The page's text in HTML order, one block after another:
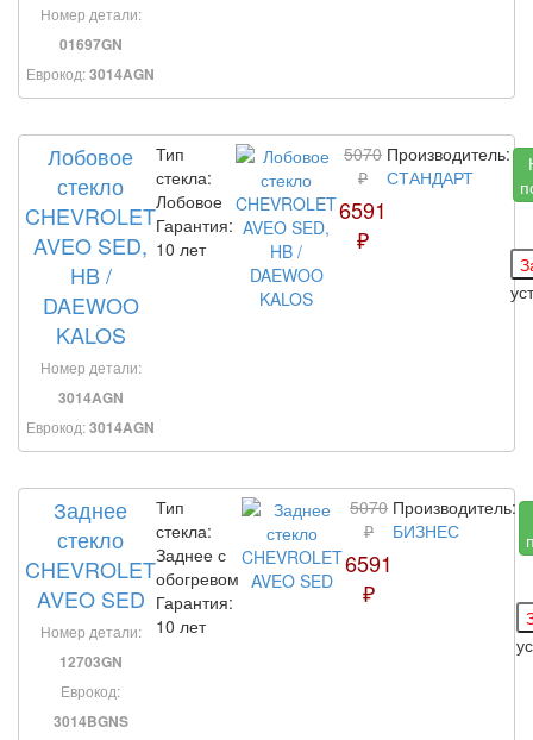
Номер детали:
01697GN
Еврокод:3014AGN
Лобовое
стекло
CHEVROLET
AVEO SED,
HB /
DAEWOO
KALOS
Номер детали:
3014AGN
Еврокод:3014AGN
Тип
стекла:
Лобовое
Гарантия:
10 лет
5070
₽
6591
₽
Производитель:
СТАНДАРТ
Заднее
стекло
CHEVROLET
AVEO SED
Номер детали:
12703GN
Еврокод:
3014BGNS
Тип
стекла:
Заднее с
обогревом
Гарантия:
10 лет
5070
₽
6591
₽
Производитель:
БИЗНЕС